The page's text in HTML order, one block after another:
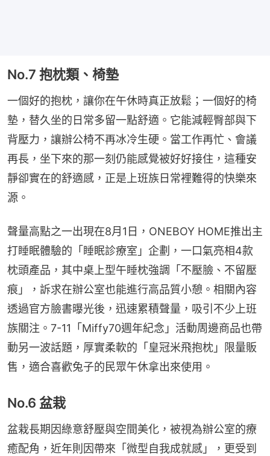
No.7 抱枕類、椅墊
一個好的抱枕，讓你在午休時真正放鬆；一個好的椅
墊，替久坐的日常多留一點舒適。它能減輕臀部與下
背壓力，讓辦公椅不再冰冷生硬。當工作再忙、會議
再長，坐下來的那一刻仍能感覺被好好接住，這種安
靜卻實在的舒適感，正是上班族日常裡難得的快樂來
源。
聲量高點之一出現在8月1日，ONEBOY HOME推出主
打睡眠體驗的「睡眠診療室」企劃，一口氣亮相4款
枕頭產品，其中桌上型午睡枕強調「不壓臉、不留壓
痕」，訴求在辦公室也能進行高品質小憩。相關內容
透過官方臉書曝光後，迅速累積聲量，吸引不少上班
族關注。7-11「Miffy70週年紀念」活動周邊商品也帶
動另一波話題，厚實柔軟的「皇冠米飛抱枕」限量販
售，適合喜歡兔子的民眾午休拿出來使用。
No.6 盆栽
盆栽長期因綠意舒壓與空間美化，被視為辦公室的療
癒配角，近年則因帶來「微型自我成就感」，更受到